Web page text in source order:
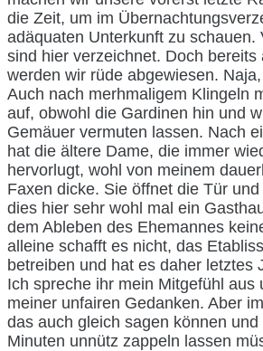
die Zeit, um im
adäquaten Unterkunft zu schauen.
sind hier verzeichnet. Doch bereits
werden wir rüde abgewiesen.
Auch nach merhmaligem Klingeln
auf, obwohl die Gardinen hin und
Gemäuer vermuten lassen. Nach
hat die ältere Dame, die immer
hervorlugt, wohl von meinem
Faxen dicke. Sie öffnet die Tür
dies hier sehr wohl mal ein
dem Ableben des Ehemannes
alleine schafft es nicht, das
betreiben und hat es daher letztes
Ich spreche ihr mein Mitgefühl aus
meiner unfairen Gedanken. Aber
das auch gleich sagen können
Minuten unnütz zappeln lassen